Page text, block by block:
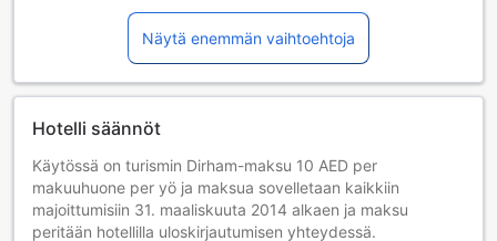
Näytä enemmän vaihtoehtoja
Hotelli säännöt
Käytössä on turismin Dirham-maksu 10 AED per
makuuhuone per yö ja maksua sovelletaan kaikkiin
majoittumisiin 31. maaliskuuta 2014 alkaen ja maksu
peritään hotellilla uloskirjautumisen yhteydessä.